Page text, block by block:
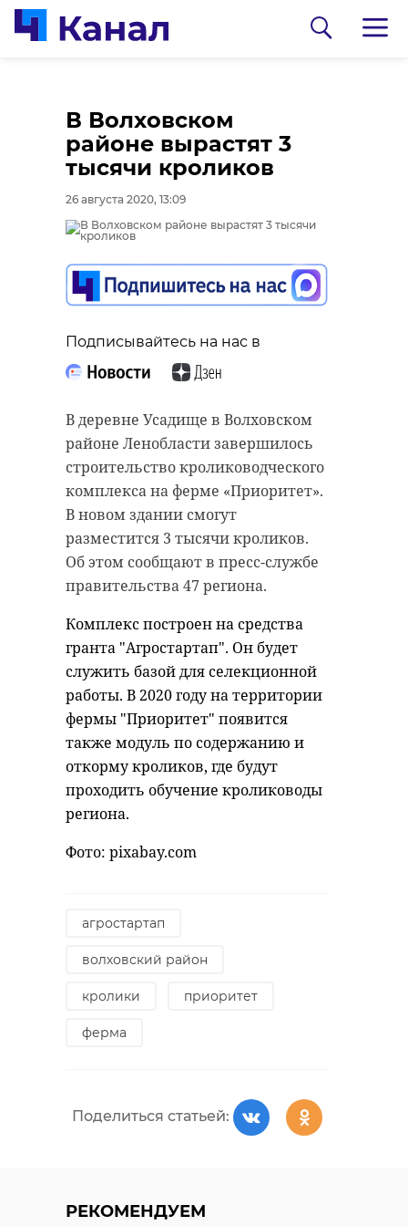
В Волховском
районе вырастят 3
тысячи кроликов
26 августа 2020, 13:09
Подписывайтесь на нас в
В деревне Усадище в Волховском
районе Ленобласти завершилось
строительство кролиководческого
комплекса на ферме «Приоритет».
В новом здании смогут
разместится 3 тысячи кроликов.
Об этом сообщают в пресс-службе
правительства 47 региона.
Комплекс построен на средства
гранта "Агростартап". Он будет
служить базой для селекционной
работы. В 2020 году на территории
фермы "Приоритет" появится
также модуль по содержанию и
откорму кроликов, где будут
проходить обучение кролиководы
региона.
Фото: pixabay.com
агростартап
волховский район
кролики приоритет
ферма
Поделиться статьей:
РЕКОМЕНДУЕМ
Сосновоборец
разгадал тайну
старинном кладбище
и узнал много нового
об истории города
Руслан Семенченко мечтает,
чтобы историки-профессионалы
больше узнали о жизни Анны. В
этом году бельгийские архивы
рассекретят документы 100-
летней давности и, может тогда,
Анны Беквор и других бельгийцев
Поделиться статьей:
В Каменке
состоялась
прорыва "Линии
Маннергейма"
11 февраля 2020, 14:55
Подписывайтесь на нас в
Самой зрелищной частью стала
демонстрация основных
наступательных элементов
Красной Армии, рукопашный бой
и штурм укрепленных
сооружений.
военно-историческая
линия маннергейма
Поделиться статьей: